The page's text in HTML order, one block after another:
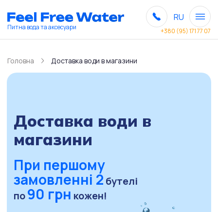
Питна вода та аксесуари
RU
+380 (95) 171 77 07
Головна Доставка води в магазини
Доставка води в
магазини
При першому
замовленні 2 бутелі
по90 грн кожен!